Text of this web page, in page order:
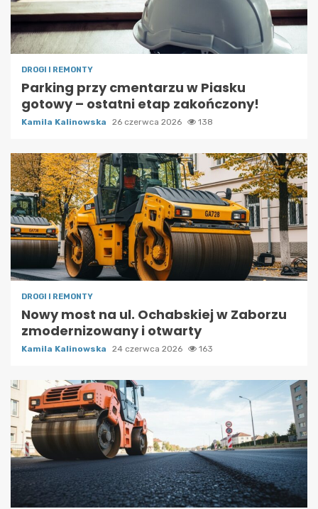
DROGI I REMONTY
Parking przy cmentarzu w Piasku
gotowy – ostatni etap zakończony!
Kamila Kalinowska 26 czerwca 2026 138
DROGI I REMONTY
Nowy most na ul. Ochabskiej w Zaborzu
zmodernizowany i otwarty
Kamila Kalinowska 24 czerwca 2026 163